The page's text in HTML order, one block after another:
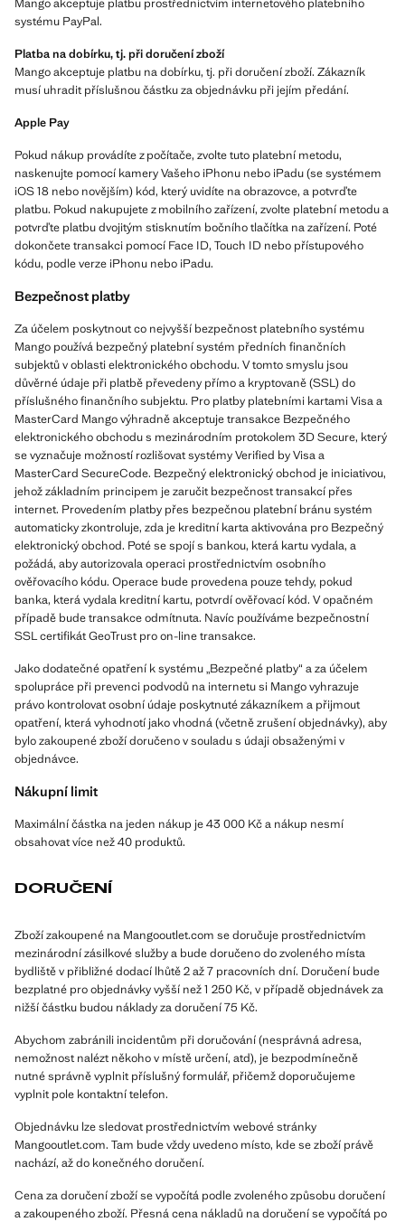
Mango akceptuje platbu prostřednictvím internetového platebního
systému PayPal.
Platba na dobírku, tj. při doručení zboží
Mango akceptuje platbu na dobírku, tj. při doručení zboží. Zákazník
musí uhradit příslušnou částku za objednávku při jejím předání.
Apple Pay
Pokud nákup provádíte z počítače, zvolte tuto platební metodu,
naskenujte pomocí kamery Vašeho iPhonu nebo iPadu (se systémem
iOS 18 nebo novějším) kód, který uvidíte na obrazovce, a potvrďte
platbu. Pokud nakupujete z mobilního zařízení, zvolte platební metodu a
potvrďte platbu dvojitým stisknutím bočního tlačítka na zařízení. Poté
dokončete transakci pomocí Face ID, Touch ID nebo přístupového
kódu, podle verze iPhonu nebo iPadu.
Bezpečnost platby
Za účelem poskytnout co nejvyšší bezpečnost platebního systému
Mango používá bezpečný platební systém předních finančních
subjektů v oblasti elektronického obchodu. V tomto smyslu jsou
důvěrné údaje při platbě převedeny přímo a kryptovaně (SSL) do
příslušného finančního subjektu. Pro platby platebními kartami Visa a
MasterCard Mango výhradně akceptuje transakce Bezpečného
elektronického obchodu s mezinárodním protokolem 3D Secure, který
se vyznačuje možností rozlišovat systémy Verified by Visa a
MasterCard SecureCode. Bezpečný elektronický obchod je iniciativou,
jehož základním principem je zaručit bezpečnost transakcí přes
internet. Provedením platby přes bezpečnou platební bránu systém
automaticky zkontroluje, zda je kreditní karta aktivována pro Bezpečný
elektronický obchod. Poté se spojí s bankou, která kartu vydala, a
požádá, aby autorizovala operaci prostřednictvím osobního
ověřovacího kódu. Operace bude provedena pouze tehdy, pokud
banka, která vydala kreditní kartu, potvrdí ověřovací kód. V opačném
případě bude transakce odmítnuta. Navíc používáme bezpečnostní
SSL certifikát GeoTrust pro on-line transakce.
Jako dodatečné opatření k systému „Bezpečné platby“ a za účelem
spolupráce při prevenci podvodů na internetu si Mango vyhrazuje
právo kontrolovat osobní údaje poskytnuté zákazníkem a přijmout
opatření, která vyhodnotí jako vhodná (včetně zrušení objednávky), aby
bylo zakoupené zboží doručeno v souladu s údaji obsaženými v
objednávce.
Nákupní limit
Maximální částka na jeden nákup je 43 000 Kč a nákup nesmí
obsahovat více než 40 produktů.
DORUČENÍ
Zboží zakoupené na Mangooutlet.com se doručuje prostřednictvím
mezinárodní zásilkové služby a bude doručeno do zvoleného místa
bydliště v přibližné dodací lhůtě 2 až 7 pracovních dní. Doručení bude
bezplatné pro objednávky vyšší než 1 250 Kč, v případě objednávek za
nižší částku budou náklady za doručení 75 Kč.
Abychom zabránili incidentům při doručování (nesprávná adresa,
nemožnost nalézt někoho v místě určení, atd), je bezpodmínečně
nutné správně vyplnit příslušný formulář, přičemž doporučujeme
vyplnit pole kontaktní telefon.
Objednávku lze sledovat prostřednictvím webové stránky
Mangooutlet.com. Tam bude vždy uvedeno místo, kde se zboží právě
nachází, až do konečného doručení.
Cena za doručení zboží se vypočítá podle zvoleného způsobu doručení
a zakoupeného zboží. Přesná cena nákladů na doručení se vypočítá po